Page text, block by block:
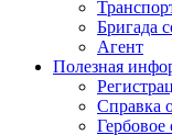
Бригада
Агент
Полезная
Справка
Гербовое